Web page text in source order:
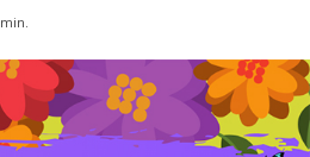
min.